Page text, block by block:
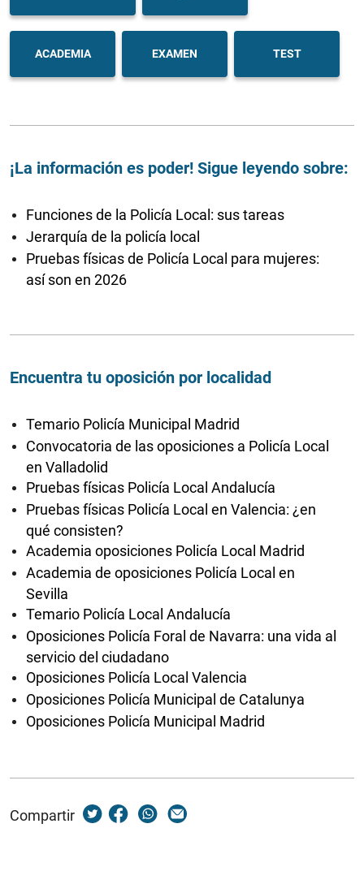
ACADEMIA EXAMEN TEST
¡La información es poder! Sigue leyendo sobre:
Funciones de la Policía Local: sus tareas
Jerarquía de la policía local
Pruebas físicas de Policía Local para mujeres:
así son en 2026
Encuentra tu oposición por localidad
Temario Policía Municipal Madrid
Convocatoria de las oposiciones a Policía Local
en Valladolid
Pruebas físicas Policía Local Andalucía
Pruebas físicas Policía Local en Valencia: ¿en
qué consisten?
Academia oposiciones Policía Local Madrid
Academia de oposiciones Policía Local en
Sevilla
Temario Policía Local Andalucía
Oposiciones Policía Foral de Navarra: una vida al
servicio del ciudadano
Oposiciones Policía Local Valencia
Oposiciones Policía Municipal de Catalunya
Oposiciones Policía Municipal Madrid
Compartir